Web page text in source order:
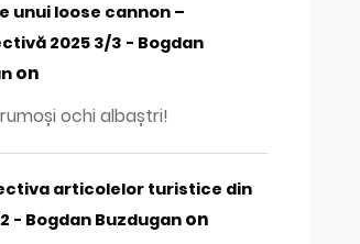
unui loose cannon –
2025 3/3 - Bogdan
on
ochi albaștri!
articolelor turistice din
- Bogdan Buzdugan on